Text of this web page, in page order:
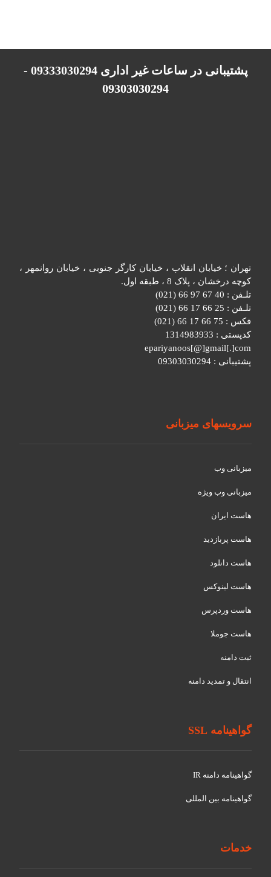
پشتیبانی در ساعات غیر اداری 09333030294 -
09303030294
تهران ؛ خیابان انقلاب ، خیابان کارگر جنوبی ، خیابان روانمهر ،
کوچه درخشان ، پلاک 8 ، طبقه اول.
تلـفن : 40 67 97 66 (021)
تلـفن : 25 66 17 66 (021)
فکس : 75 66 17 66 (021)
کدپستی : 1314983933
epariyanoos[@]gmail[.]com
پشتیبانی : 09303030294
سرویسهای میزبانی
میزبانی وب
میزبانی وب ویژه
هاست ایران
هاست پربازدید
هاست دانلود
هاست لینوکس
هاست وردپرس
هاست جوملا
ثبت دامنه
انتقال و تمدید دامنه
گواهینامه SSL
گواهينامه دامنه IR
گواهينامه بین المللی
خدمات